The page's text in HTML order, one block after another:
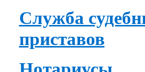
Служба
приставов